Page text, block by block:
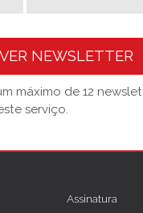
NEWSLETTER
máximo de 12
serviço.
Assinatura